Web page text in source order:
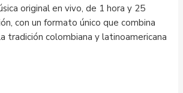
original en vivo, de 1 hora y 25
con un formato único que combina
tradición colombiana y latinoamericana